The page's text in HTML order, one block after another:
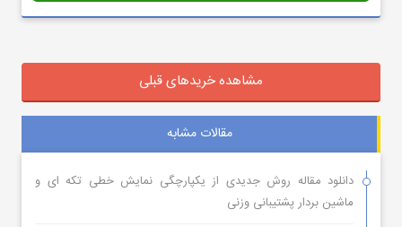
مشاهده خریدهای قبلی
مقالات مشابه
دانلود مقاله روش جدیدی از یکپارچگی نمایش خطی تکه ای و
ماشین بردار پشتیبانی وزنی